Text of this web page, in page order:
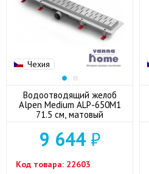
Чехия
Водоотводящий желоб
Alpen Medium ALP-650M1
71.5 см, матовый
9 644₽
Код товара: 22603